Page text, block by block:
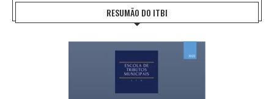
RESUMÃO DO ITBI